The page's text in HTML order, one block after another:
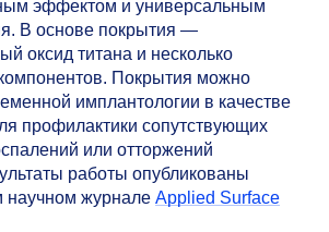
эффектом и универсальным
В основе покрытия —
оксид титана и несколько
Покрытия можно
имплантологии в качестве
профилактики сопутствующих
или отторжений
работы опубликованы
научном журнале Applied Surface